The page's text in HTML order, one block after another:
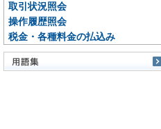
取引状況照会
操作履歴照会
税金・各種料金の払込み